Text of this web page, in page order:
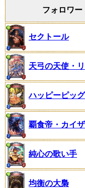
フォロワー
セクトール
天弓の天使・
ハッピーピッグ
覇食帝・カイザ
純心の歌い手
均衡の大梟